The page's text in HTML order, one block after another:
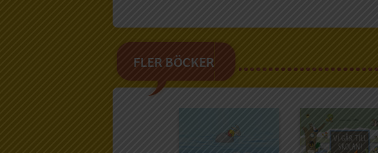
FLER BÖCKER